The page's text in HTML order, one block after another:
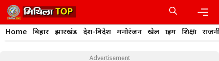
Skip
to
content
Home बिहार झारखंड देश-विदेश मनोरंजन खेल क्राइम शिक्षा
Advertisement